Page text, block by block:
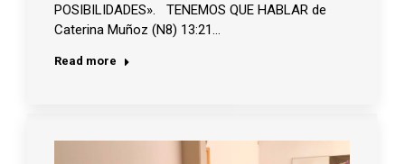
POSIBILIDADES». TENEMOS QUE HABLAR de
Caterina Muñoz (N8) 13:21…
Read more